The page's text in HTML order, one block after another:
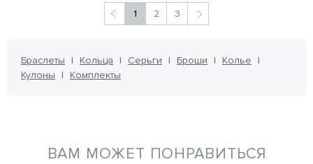
1 2 3
Браслеты Кольца Серьги Броши
Колье
Кулоны
Комплекты
ВАМ МОЖЕТ ПОНРАВИТЬСЯ